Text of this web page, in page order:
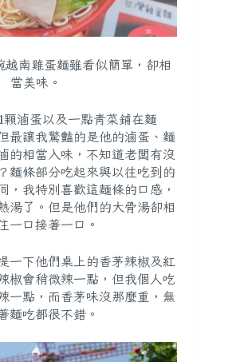
南雞蛋麵雖看似簡單，卻相
當美味。
滷蛋以及一點青菜鋪在麵
最讓我驚豔的是他的滷蛋、麵
的相當入味，不知道老闆有沒
麵條部分吃起來與以往吃到的
，我特別喜歡這麵條的口感，
湯了。但是他們的大骨湯卻相
一口接著一口。
一下他們桌上的香茅辣椒及紅
椒會稍微辣一點，但我個人吃
一點，而香茅味沒那麼重，無
麵吃都很不錯 。